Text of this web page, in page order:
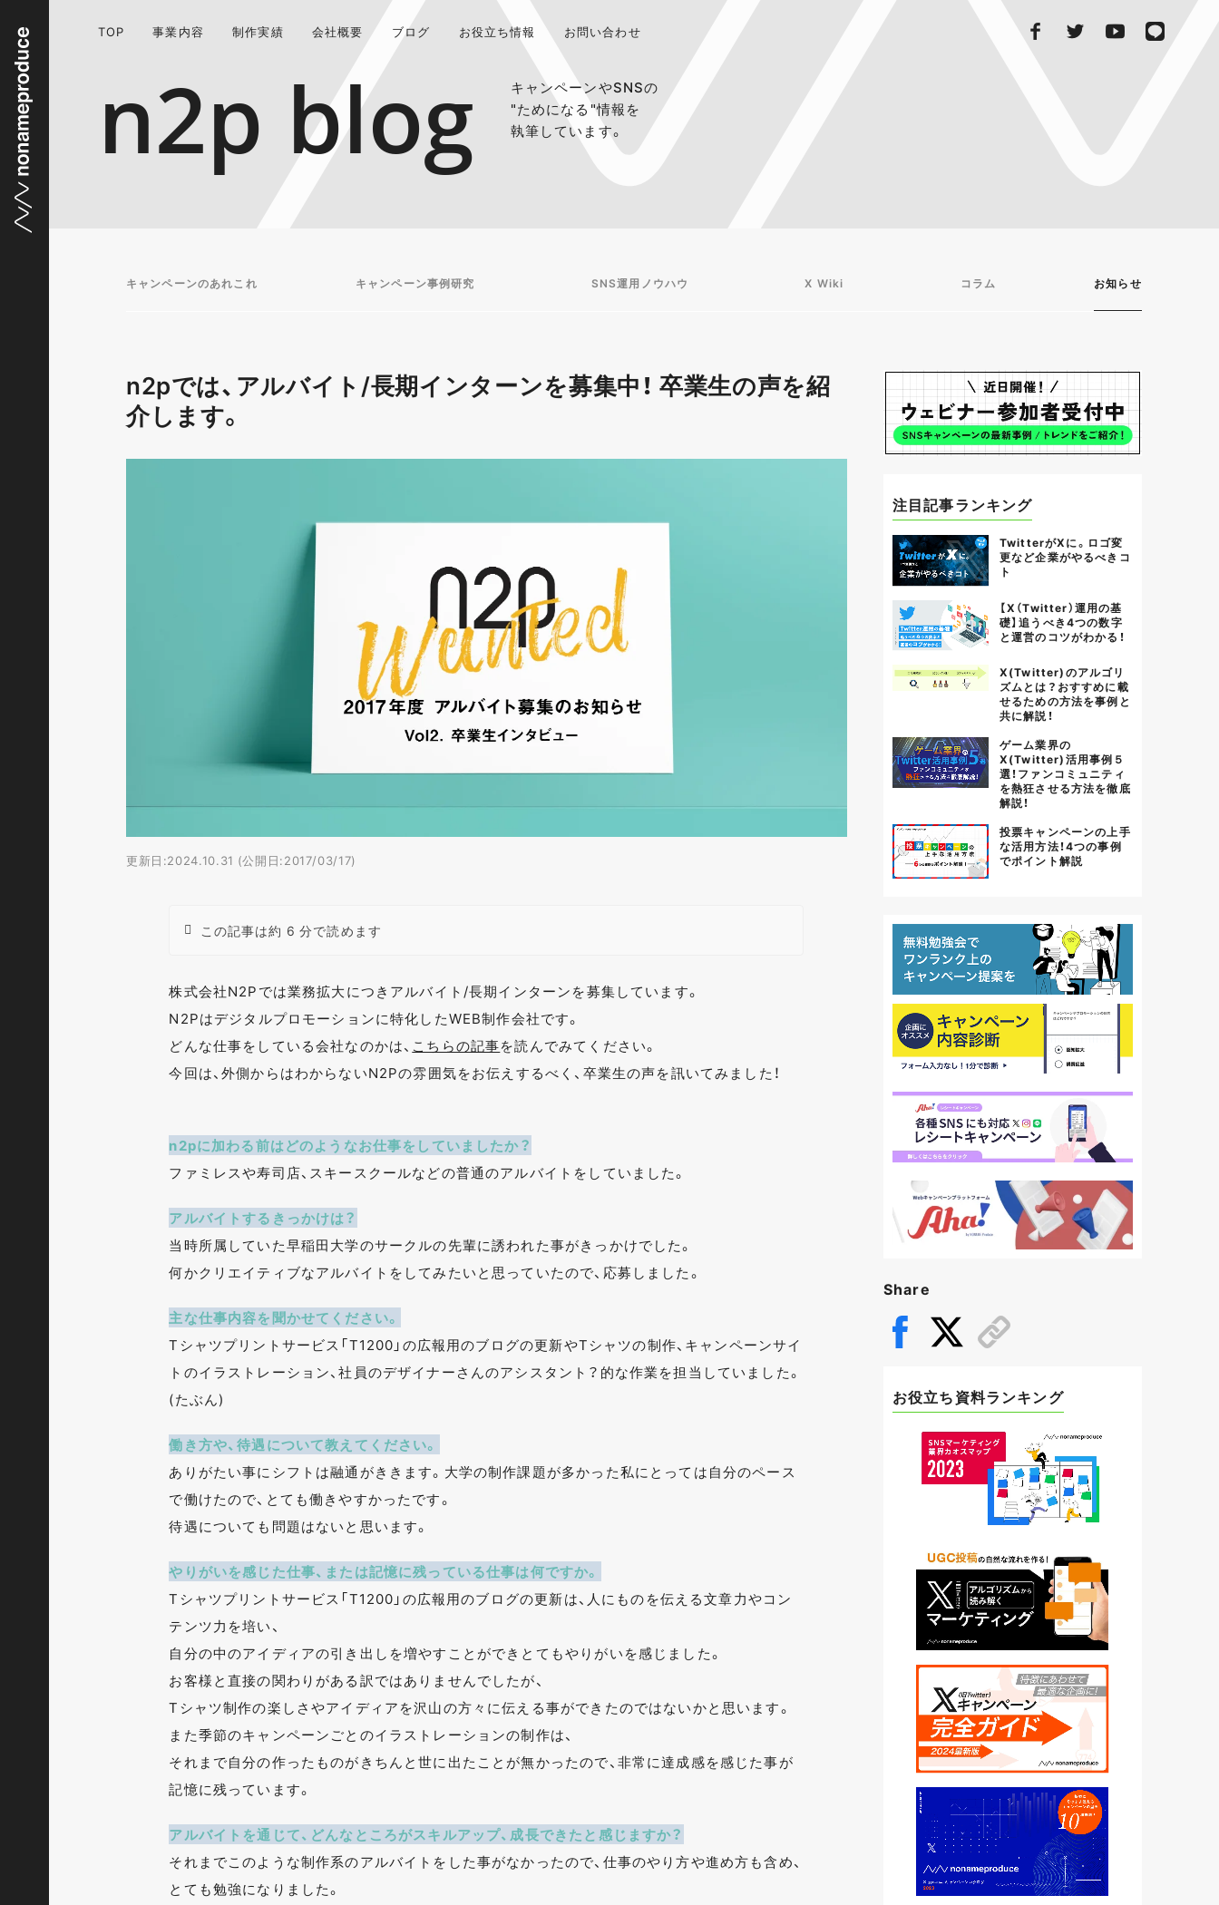
TOP 事業内容 制作実績 会社概要 ブログ お役立ち情報 お問い合わせ
n2p blog
キャンペーンやSNSの
"ためになる"情報を
執筆しています。
キャンペーンのあれこれ キャンペーン事例研究 SNS運用ノウハウ X Wiki コラム お知らせ
n2pでは、アルバイト/長期インターンを募集中！ 卒業生の声を紹
介します。
更新日:2024.10.31 (公開日:2017/03/17)
この記事は約 6 分で読めます
株式会社N2Pでは業務拡大につきアルバイト/長期インターンを募集しています。
N2Pはデジタルプロモーションに特化したWEB制作会社です。
どんな仕事をしている会社なのかは、 こちらの記事を読んでみてください。
今回は、外側からはわからないN2Pの雰囲気をお伝えするべく、卒業生の声を訊いてみました！
n2pに加わる前はどのようなお仕事をしていましたか？
ファミレスや寿司店、スキースクールなどの普通のアルバイトをしていました。
アルバイトするきっかけは？
当時所属していた早稲田大学のサークルの先輩に誘われた事がきっかけでした。
何かクリエイティブなアルバイトをしてみたいと思っていたので、応募しました。
主な仕事内容を聞かせてください。
Tシャツプリントサービス「T1200」の広報用のブログの更新やTシャツの制作、キャンペーンサイ
トのイラストレーション、社員のデザイナーさんのアシスタント？的な作業を担当していました。
(たぶん)
働き方や、待遇について教えてください。
ありがたい事にシフトは融通がききます。大学の制作課題が多かった私にとっては自分のペース
で働けたので、とても働きやすかったです。
待遇についても問題はないと思います。
やりがいを感じた仕事、または記憶に残っている仕事は何ですか。
Tシャツプリントサービス「T1200」の広報用のブログの更新は、人にものを伝える文章力やコン
テンツ力を培い、
自分の中のアイディアの引き出しを増やすことができとてもやりがいを感じました。
お客様と直接の関わりがある訳ではありませんでしたが、
Tシャツ制作の楽しさやアイディアを沢山の方々に伝える事ができたのではないかと思います。
また季節のキャンペーンごとのイラストレーションの制作は、
それまで自分の作ったものがきちんと世に出たことが無かったので、非常に達成感を感じた事が
記憶に残っています。
アルバイトを通じて、どんなところがスキルアップ、成長できたと感じますか？
それまでこのような制作系のアルバイトをした事がなかったので、仕事のやり方や進め方も含め、
とても勉強になりました。
注目記事ランキング
TwitterがXに。ロゴ変
更など企業がやるべきコ
ト
【X（Twitter）運用の基
礎】追うべき4つの数字
と運営のコツがわかる！
X(Twitter)のアルゴリ
ズムとは？おすすめに載
せるための方法を事例と
共に解説！
ゲーム業界の
X(Twitter)活用事例５
選！ファンコミュニティ
を熱狂させる方法を徹底
解説！
投票キャンペーンの上手
な活用方法！4つの事例
でポイント解説
Share
お役立ち資料ランキング